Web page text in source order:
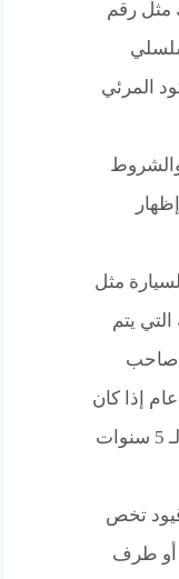
مثل رقم
المرئي
مثل
التي يتم
صاحب
السيارة وعدد أبناءه الأقل من 16 عام إذا كان
متزوج، وكم حادث تعرض له في الـ 5 سنوات
تخص
أو طرف